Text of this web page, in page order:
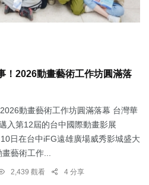
！2026動畫藝術工作坊圓滿落
動畫藝術工作坊圓滿落幕 台灣華
入第12屆的台中國際動畫影展
日在台中iFG遠雄廣場威秀影城盛大
藝術工作...
2,439 觀看 4 分享